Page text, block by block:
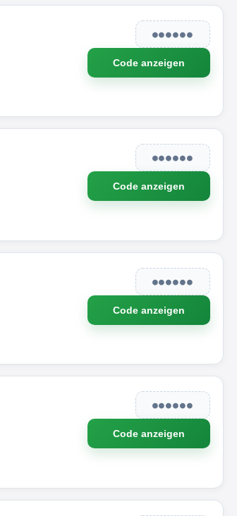
●●●●●●
Code anzeigen
●●●●●●
Code anzeigen
●●●●●●
Code anzeigen
●●●●●●
Code anzeigen